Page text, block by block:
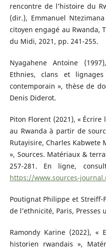
rencontre de l’histoire du
(dir.), Emmanuel
citoyen engagé au Rwanda,
du Midi, 2021, pp. 241-255.
Nyagahene Antoine
Ethnies, clans et
contemporain », thèse de
Denis Diderot.
Piton Florent (2021), «
au Rwanda à partir de
Rutayisire, Charles
», Sources. Matériaux &
257-281. En ligne,
https://www.sources-
Poutignat Philippe et Streiff-
de l’ethnicité, Paris, Presses
Ramondy Karine (2022), «
historien rwandais »,